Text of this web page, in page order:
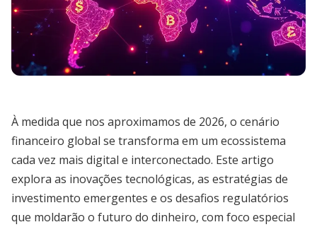
À medida que nos aproximamos de 2026, o cenário
financeiro global se transforma em um ecossistema
cada vez mais digital e interconectado. Este artigo
explora as inovações tecnológicas, as estratégias de
investimento emergentes e os desafios regulatórios
que moldarão o futuro do dinheiro, com foco especial